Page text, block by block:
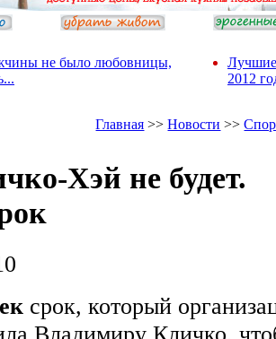
не было любовницы,
Лучшие
2012
Главная >>Новости >>
Хэй не будет.
срок, который
Владимиру Кличко,